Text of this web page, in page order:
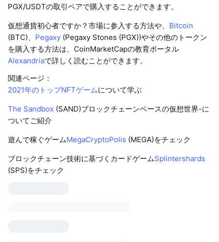
PGX/USDTの取引ペアで購入することができます。
仮想通貨初心者ですか？市場に参入する方法や、 Bitcoin
(BTC)、 Pegaxy (Pegaxy Stones (PGX))やその他のトークン
を購入する方法は、CoinMarketCapの教育ポータル
Alexandriaで詳しく読むことができます。
関連ページ：
2021年のトップNFTゲームについて学ぶ
The Sandbox (SAND)ブロックチェーンベースの仮想世界-に
ついてご紹介
遊んで稼ぐゲームMegaCryptoPolis (MEGA)をチェック
ブロックチェーン技術に基づくカードゲームSplintershards
(SPS)をチェック